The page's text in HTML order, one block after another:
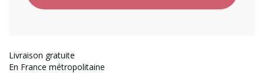
Livraison gratuite
En France métropolitaine